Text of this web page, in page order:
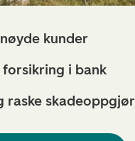
kunder
i bank
raske skadeoppgjør